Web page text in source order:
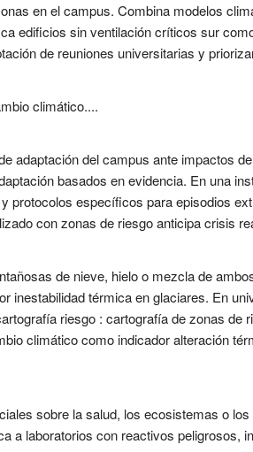
en el campus. Combina modelos
edificios sin ventilación críticos sur
de reuniones universitarias y
climático....
adaptación del campus ante impactos
basados en evidencia. En una
protocolos específicos para episodios
con zonas de riesgo anticipa crisis
de nieve, hielo o mezcla de
inestabilidad térmica en glaciares. En
riesgo : cartografía de zonas de
climático como indicador alteración
sobre la salud, los ecosistemas o
a laboratorios con reactivos peligrosos,